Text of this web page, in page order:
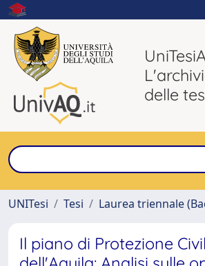
delle
UNITesi
Tesi Laurea triennale
Il piano di Protezione